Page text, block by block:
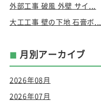
外部工事 破風 外壁 サイ...
大工工事 壁の下地 石膏ボ...
月別アーカイブ
2026年08月
2026年07月